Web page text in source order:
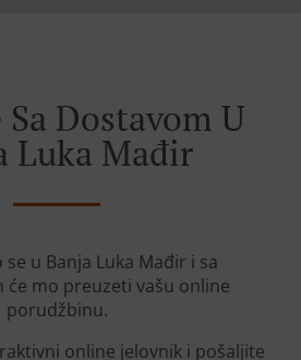
Dostavom U
Luka Mađir
se u Banja Luka Mađir i sa
će mo preuzeti vašu online
porudžbinu.
online jelovnik i pošaljite